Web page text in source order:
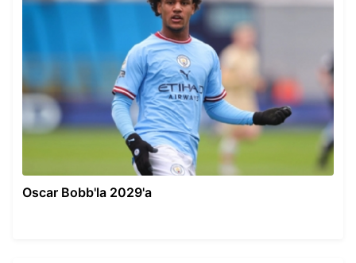
Oscar Bobb'la 2029'a